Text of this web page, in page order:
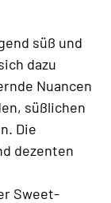
süß und
dazu
Nuancen
süßlichen
Die
dezenten
Sweet-